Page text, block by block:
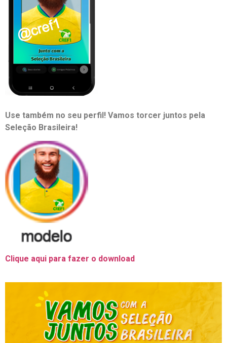
Use também no seu perfil! Vamos torcer juntos pela
Seleção Brasileira!
Clique aqui para fazer o download